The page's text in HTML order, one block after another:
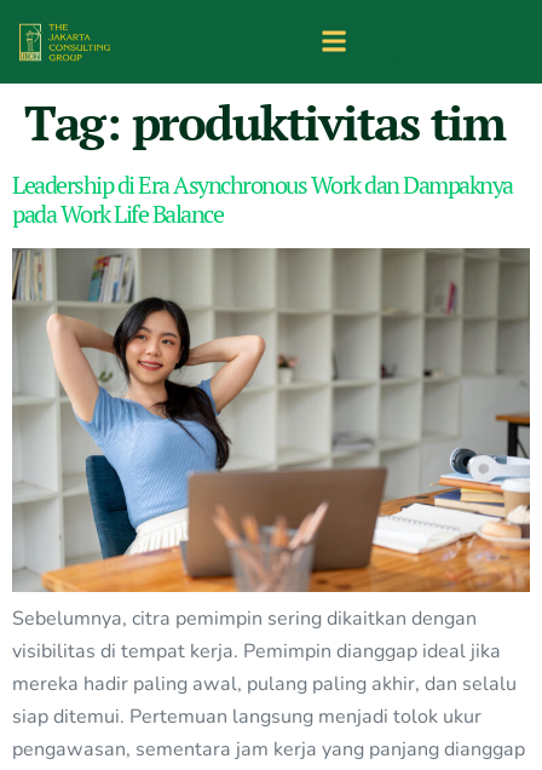
Tag: produktivitas tim
Leadership di Era Asynchronous Work dan Dampaknya
pada Work Life Balance
Sebelumnya, citra pemimpin sering dikaitkan dengan
visibilitas di tempat kerja. Pemimpin dianggap ideal jika
mereka hadir paling awal, pulang paling akhir, dan selalu
siap ditemui. Pertemuan langsung menjadi tolok ukur
pengawasan, sementara jam kerja yang panjang dianggap